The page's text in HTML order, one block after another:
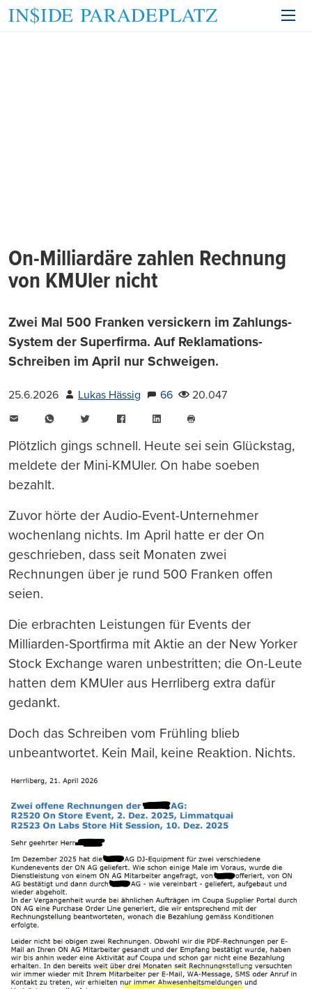
On-Milliardäre zahlen Rechnung
von KMUler nicht
Zwei Mal 500 Franken versickern im Zahlungs-
System der Superfirma. Auf Reklamations-
Schreiben im April nur Schweigen.
25.6.2026 Lukas Hässig 66
20.047
WhatsAppTwitter FacebookLinkedIn
drucken
Plötzlich gings schnell. Heute sei sein Glückstag,
meldete der Mini-KMUler. On habe soeben
bezahlt.
Zuvor hörte der Audio-Event-Unternehmer
wochenlang nichts. Im April hatte er der On
geschrieben, dass seit Monaten zwei
Rechnungen über je rund 500 Franken offen
seien.
Die erbrachten Leistungen für Events der
Milliarden-Sportfirma mit Aktie an der New Yorker
Stock Exchange waren unbestritten; die On-Leute
hatten dem KMUler aus Herrliberg extra dafür
gedankt.
Doch das Schreiben vom Frühling blieb
unbeantwortet. Kein Mail, keine Reaktion. Nichts.